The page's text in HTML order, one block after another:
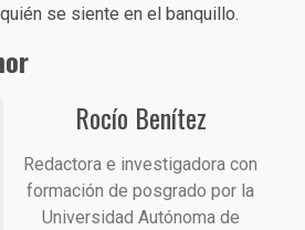
se siente en el banquillo.
Rocío Benítez
Redactora e investigadora con
formación de posgrado por la
Universidad Autónoma de